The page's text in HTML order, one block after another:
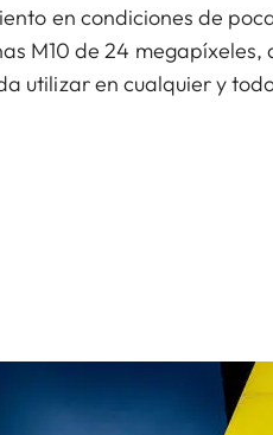
en condiciones de
M10 de 24 megapíxeles,
utilizar en cualquier y